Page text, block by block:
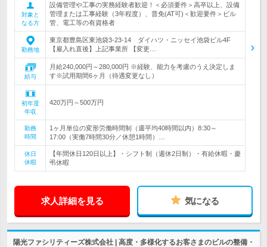
対象と
なる方
設備管理や工事の実務経験者歓迎！＜必須要件＞高卒以上、設備
管理または工事経験（3年程度）、普免(AT可)＜歓迎要件＞ビル
管、電工等の有資格者
勤務地
東京都豊島区東池袋3-23-14 ダイハツ・ニッセイ池袋ビル4F
【雇入れ直後】上記事業所 【変更…
給与
月給240,000円～280,000円 ※経験、能力を考慮のうえ決定しま
す※試用期間6ヶ月（待遇変更なし）
初年度
年収
420万円～500万円
勤務
時間
1ヶ月単位の変形労働時間制（週平均40時間以内）8:30～
17:00（実働7時間30分／休憩1時間）…
休日
休暇
【年間休日120日以上】・シフト制（週休2日制）・有給休暇・慶
弔休暇
求人詳細を見る 気になる
陽光ファシリティーズ株式会社 | 高度・多様化するお客さまのビルの整備・